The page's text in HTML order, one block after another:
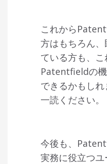
これから
方はもちろん
ている方も、
Patentfieldの
できるかもし
一読ください。
今後も、
実務に役立つ